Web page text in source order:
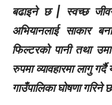
बढाइने छ | स्वच्छ
अभियानलाई साकार
फिल्टरको पानी तथा
रुपमा व्यावहारमा लागु
गाउँपालिका घोषणा गरिने